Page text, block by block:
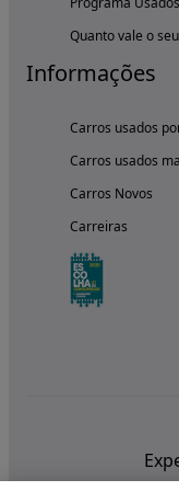
Quanto vale o
Informações
Carros usados
Carros usados
Carros Novos
Carreiras